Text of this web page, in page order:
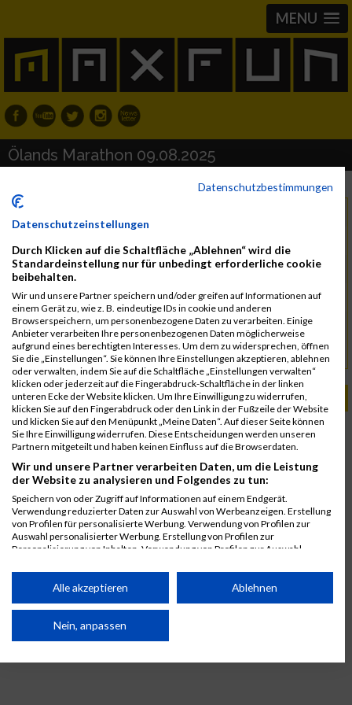
MENU
Ölands Marathon 09.08.2025
Land Schweden
Marathon, Lauf
Kontakt friidrott@hogbyif.se
olandrunning.se
PASSENDE VERANSTALTUNGEN
8. August 2026
Ölands Marathon
10. August 2024
Ölands Marathon
Datenschutzbestimmungen
Datenschutzeinstellungen
Durch Klicken auf die Schaltfläche „Ablehnen“ wird die
Standardeinstellung nur für unbedingt erforderliche cookie
beibehalten.
Wir und unsere Partner speichern und/oder greifen auf Informationen auf
einem Gerät zu, wie z. B. eindeutige IDs in cookie und anderen
Browserspeichern, um personenbezogene Daten zu verarbeiten. Einige
Anbieter verarbeiten Ihre personenbezogenen Daten möglicherweise
aufgrund eines berechtigten Interesses. Um dem zu widersprechen, öffnen
Sie die „Einstellungen“. Sie können Ihre Einstellungen akzeptieren, ablehnen
oder verwalten, indem Sie auf die Schaltfläche „Einstellungen verwalten“
klicken oder jederzeit auf die Fingerabdruck-Schaltfläche in der linken
unteren Ecke der Website klicken. Um Ihre Einwilligung zu widerrufen,
klicken Sie auf den Fingerabdruck oder den Link in der Fußzeile der Website
und klicken Sie auf den Menüpunkt „Meine Daten“. Auf dieser Seite können
Sie Ihre Einwilligung widerrufen. Diese Entscheidungen werden unseren
Partnern mitgeteilt und haben keinen Einfluss auf die Browserdaten.
Wir und unsere Partner verarbeiten Daten, um die Leistung
der Website zu analysieren und Folgendes zu tun:
Speichern von oder Zugriff auf Informationen auf einem Endgerät.
Verwendung reduzierter Daten zur Auswahl von Werbeanzeigen. Erstellung
von Profilen für personalisierte Werbung. Verwendung von Profilen zur
Auswahl personalisierter Werbung. Erstellung von Profilen zur
Personalisierung von Inhalten. Verwendung von Profilen zur Auswahl
Performance von Inhalten. Analyse von Zielgruppen durch Statistiken oder
Kombinationen von Daten aus verschiedenen Quellen. Entwicklung und
von Inhalten.
Daten können außerhalb der Europäischen Union weitergegeben und in die
Alle akzeptieren Ablehnen
Nein, anpassen